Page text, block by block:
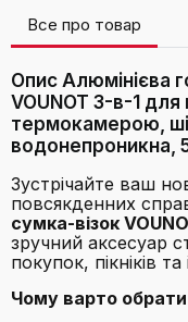
Все про товар
Опис Алюмінієва
VOUNOT 3-в-1
термокамерою,
водонепроникна,
Зустрічайте ваш
повсякденних
сумка-візок
зручний аксесуар
покупок, пікніків
Чому варто